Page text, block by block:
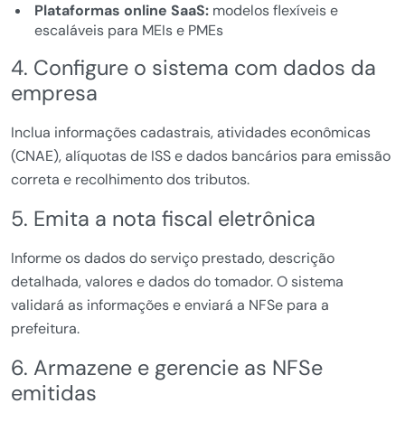
Plataformas online SaaS:modelos flexíveis e
escaláveis para MEIs e PMEs
4. Configure o sistema com dados da
empresa
Inclua informações cadastrais, atividades econômicas
(CNAE), alíquotas de ISS e dados bancários para emissão
correta e recolhimento dos tributos.
5. Emita a nota fiscal eletrônica
Informe os dados do serviço prestado, descrição
detalhada, valores e dados do tomador. O sistema
validará as informações e enviará a NFSe para a
prefeitura.
6. Armazene e gerencie as NFSe
emitidas